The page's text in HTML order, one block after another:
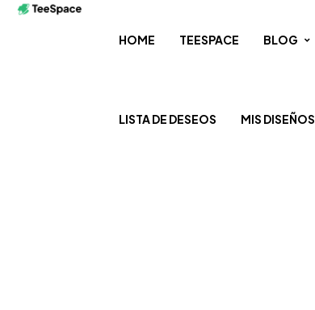
HOME TEESPACE BLOG
LISTA DE DESEOS MIS DISEÑOS